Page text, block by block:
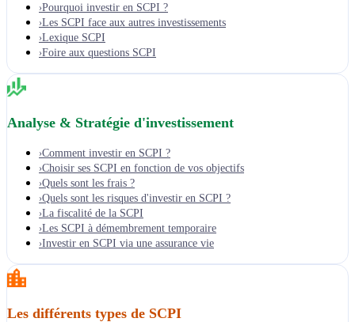
›Pourquoi investir en SCPI ?
›Les SCPI face aux autres investissements
›Lexique SCPI
›Foire aux questions SCPI
Analyse & Stratégie d'investissement
›Comment investir en SCPI ?
›Choisir ses SCPI en fonction de vos objectifs
›Quels sont les frais ?
›Quels sont les risques d'investir en SCPI ?
›La fiscalité de la SCPI
›Les SCPI à démembrement temporaire
›Investir en SCPI via une assurance vie
Les différents types de SCPI